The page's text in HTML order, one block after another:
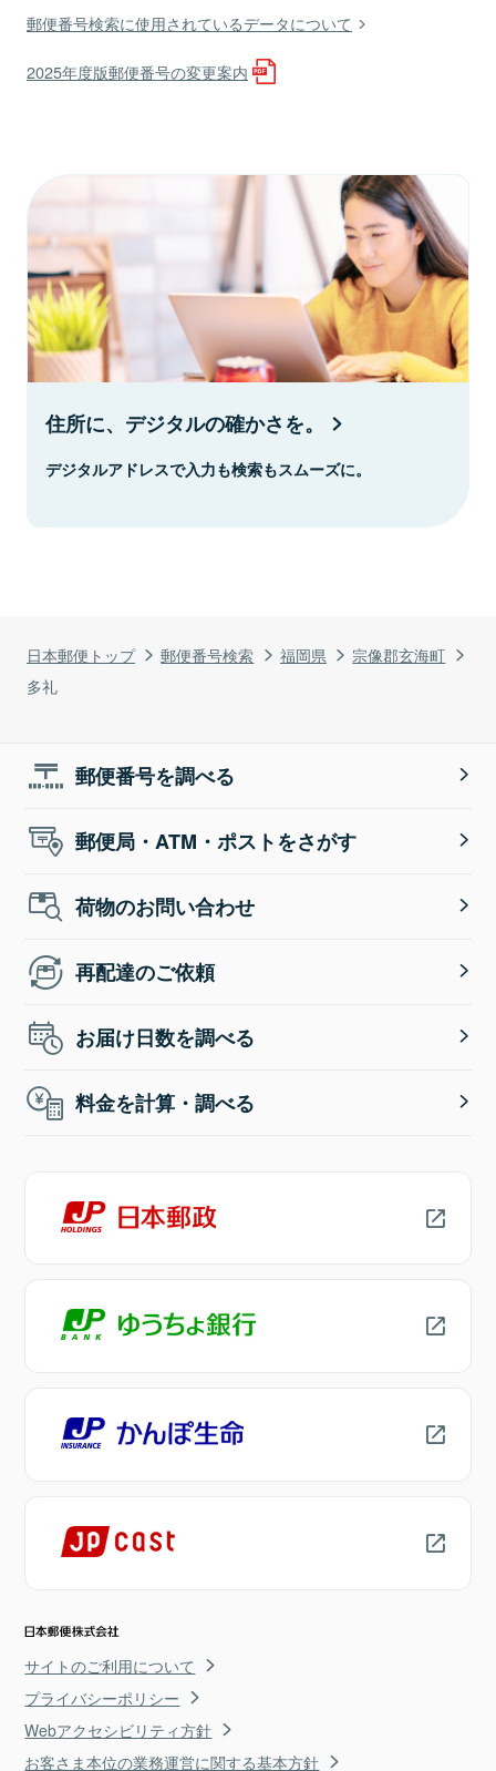
日本郵便トップ 郵便番号検索 福岡県
宗像郡玄海町
多礼
郵便番号検索に使用されているデータについて
2025年度版郵便番号の変更案内
住所に、デジタルの確かさを。
デジタルアドレスで入力も検索もスムーズに。
郵便番号を調べる
郵便局・ATM・ポストをさがす
荷物のお問い合わせ
再配達のご依頼
お届け日数を調べる
料金を計算・調べる
サイトのご利用について
プライバシーポリシー
Webアクセシビリティ方針
お客さま本位の業務運営に関する基本方針